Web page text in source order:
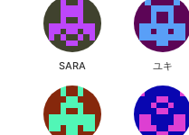
SARA ユキ